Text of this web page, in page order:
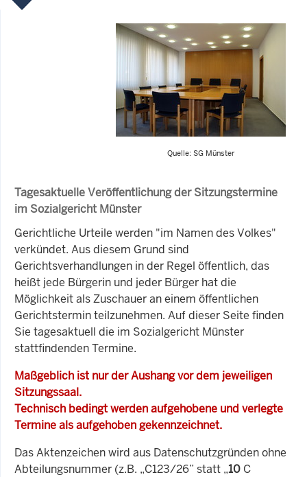
Quelle: SG Münster
Tagesaktuelle Veröffentlichung der Sitzungstermine
im Sozialgericht Münster
Gerichtliche Urteile werden "im Namen des Volkes"
verkündet. Aus diesem Grund sind
Gerichtsverhandlungen in der Regel öffentlich, das
heißt jede Bürgerin und jeder Bürger hat die
Möglichkeit als Zuschauer an einem öffentlichen
Gerichtstermin teilzunehmen. Auf dieser Seite finden
Sie tagesaktuell die im Sozialgericht Münster
stattfindenden Termine.
Maßgeblich ist nur der Aushang vor dem jeweiligen
Sitzungssaal.
Technisch bedingt werden aufgehobene und verlegte
Termine als aufgehoben gekennzeichnet.
Das Aktenzeichen wird aus Datenschutzgründen ohne
Abteilungsnummer (z.B. „C123/26” statt „10 C